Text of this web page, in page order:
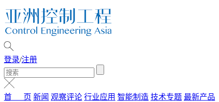
登录/注册
首 页 新闻 观察评论 行业应用 智能制造 技术专题 最新产品